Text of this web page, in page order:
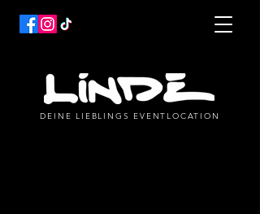
DEINE LIEBLINGS EVENTLOCATION